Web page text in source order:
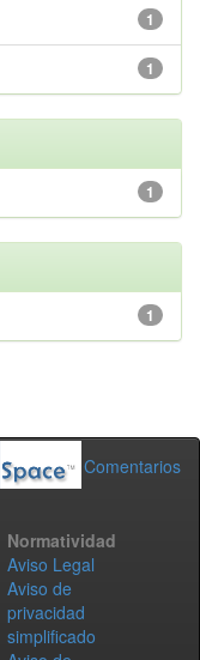
1
1
1
1
Comentarios
Normatividad
Aviso Legal
Aviso de
privacidad
simplificado